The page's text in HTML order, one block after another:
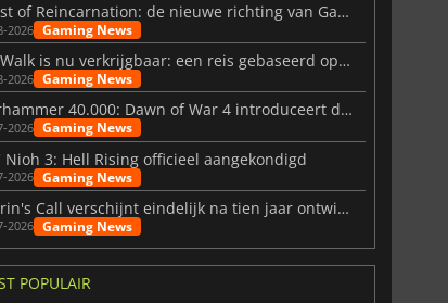
Beast of Reincarnation: de nieuwe richting van Game Freak
2026 Gaming News
Big Walk is nu verkrijgbaar: een reis gebaseerd op vriendschap
2026 Gaming News
Warhammer 40.000: Dawn of War 4 introduceert de Necron-factie
2026 Gaming News
Nioh 3: Hell Rising officieel aangekondigd
2026 Gaming News
Vahrin's Call verschijnt eindelijk na tien jaar ontwikkeling
2026 Gaming News
POPULAIR